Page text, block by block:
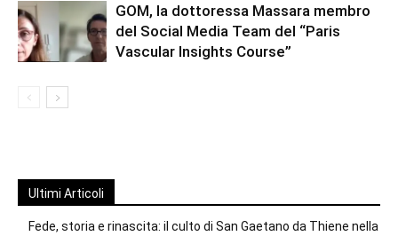
GOM, la dottoressa Massara membro
del Social Media Team del “Paris
Vascular Insights Course”
Ultimi Articoli
Fede, storia e rinascita: il culto di San Gaetano da Thiene nella